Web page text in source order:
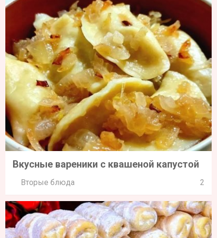
Вкусные вареники с квашеной капустой
Вторые блюда 2